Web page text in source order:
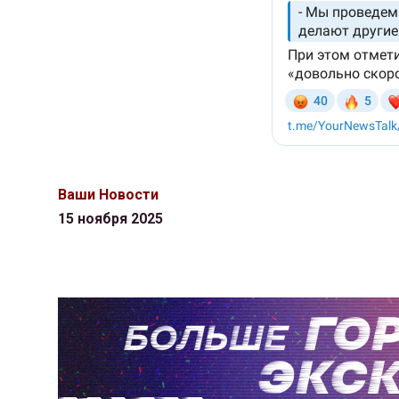
Ваши Новости
15 ноября 2025